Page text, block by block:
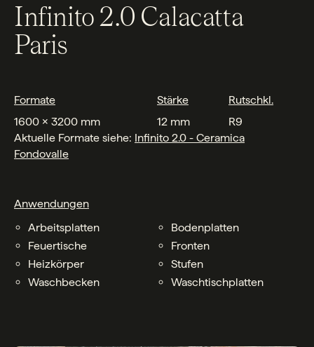
Infinito 2.0 Calacatta
Paris
Formate Stärke
Rutschkl.
1600 x 3200 mm
12 mm
R9
Aktuelle Formate siehe: Infinito 2.0 - Ceramica
Fondovalle
Anwendungen
Arbeitsplatten
Bodenplatten
Feuertische
Fronten
Heizkörper
Stufen
Waschbecken
Waschtischplatten